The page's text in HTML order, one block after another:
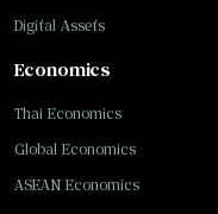
Digital Assets
Economics
Thai Economics
Global Economics
ASEAN Economics